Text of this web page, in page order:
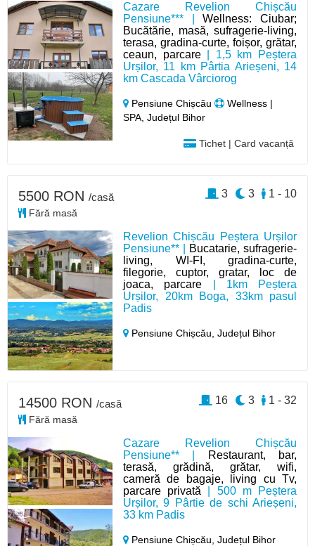
Cazare Revelion Chișcău
Pensiune*** |Wellness: Ciubar;
Bucătărie, masă, sufragerie-living,
terasa, gradina-curte, foișor, grătar,
ceaun, parcare| 1,5 km Peștera
Urșilor, 11 km Pârtia Arieșeni, 14
km Cascada Vârciorog
Pensiune Chișcău
Wellness |
SPA, Județul Bihor
Tichet | Card vacanță
Revelion Chișcău Peștera Urșilor
Pensiune** |
Bucatarie, sufragerie-
living, WI-FI, gradina-curte,
filegorie, cuptor, gratar, loc de
joaca, parcare | 1km Peștera
Urșilor, 20km Boga, 33km pasul
Padis
Pensiune Chișcău,Județul Bihor
5500 RON /casă
Fără masă
1 - 10
3
3
Cazare Revelion Chișcău
Pensiune** |
Restaurant, bar,
terasă, grădină, grătar, wifi,
cameră de bagaje, living cu Tv,
parcare privată | 500 m Peștera
Urșilor, 9 Pârtie de schi Arieșeni,
33 km Padis
Pensiune Chișcău,Județul Bihor
14500 RON /casă
Fără masă
1 - 32
3
16